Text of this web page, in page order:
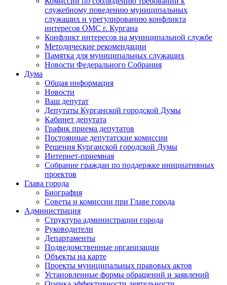
служебному поведению муниципальных
служащих и урегулированию конфликта
интересов ОМС г. Кургана
Конфликт интересов на муниципальной службе
Методические рекомендации
Памятка для муниципальных служащих
Новости Федерального Cобрания
Дума
Общая информация
Новости
Ваш депутат
Депутаты Курганской городской Думы
Кабинет депутата
График приема депутатов
Постоянные депутатские комиссии
Решения Курганской городской Думы
Интернет-приемная
Собрание граждан по поддержке инициативных
проектов
Глава города
Биография
Советы и комиссии при Главе города
Администрация
Структура администрации города
Руководители
Департаменты
Подведомственные организации
Объекты на карте
Проекты муниципальных правовых актов
Установленные формы обращений и заявлений